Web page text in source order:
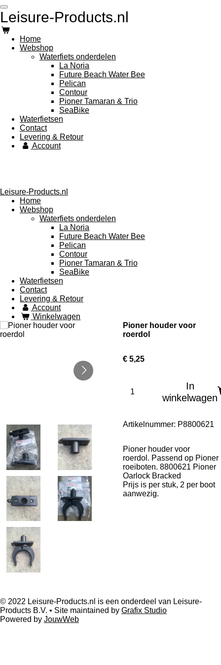
Ga
direct
naar
de
hoofdinhoud
Leisure-Products.nl
Home
Webshop
Waterfiets onderdelen
La Noria
Future Beach Water Bee
Pelican
Contour
Pioner Tamaran & Trio
SeaBike
Waterfietsen
Contact
Levering & Retour
Account
Leisure-Products.nl
Home
Webshop
Waterfiets onderdelen
La Noria
Future Beach Water Bee
Pelican
Contour
Pioner Tamaran & Trio
SeaBike
Waterfietsen
Contact
Levering & Retour
Account
Winkelwagen
Pioner houder voor
roerdol
€ 5,25
In
winkelwagen
Artikelnummer: P8800621
Pioner houder voor
roerdol. Passend op Pioner
roeiboten. 8800621 Pioner
Oarlock Bracked
Prijs is per stuk, 2 per boot
aanwezig.
© 2022 Leisure-Products.nl is een onderdeel van Leisure-
Products B.V. • Site maintained by Grafix Studio
Powered by JouwWeb